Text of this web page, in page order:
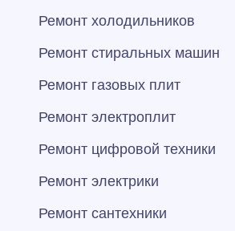
Ремонт холодильников
Ремонт стиральных машин
Ремонт газовых плит
Ремонт электроплит
Ремонт цифровой техники
Ремонт электрики
Ремонт сантехники